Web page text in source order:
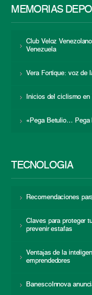
MEMORIAS
Club Veloz
Venezuela
Vera Fortique: voz de
Inicios del ciclismo en
«Pega Betulio…
TECNOLOGÍA
Recomendaciones
Claves para proteger
prevenir estafas
Ventajas de la
emprendedores
BanescoInnova